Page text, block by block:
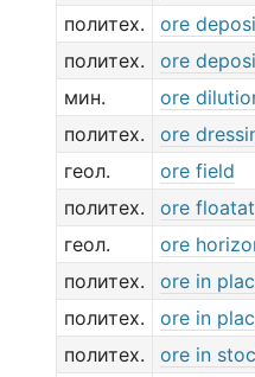
политех.
ore
политех.
ore
мин.
ore
политех.
ore
геол.
ore field
политех.
ore
геол.
ore
политех.
ore in
политех.
ore in
политех.
ore in